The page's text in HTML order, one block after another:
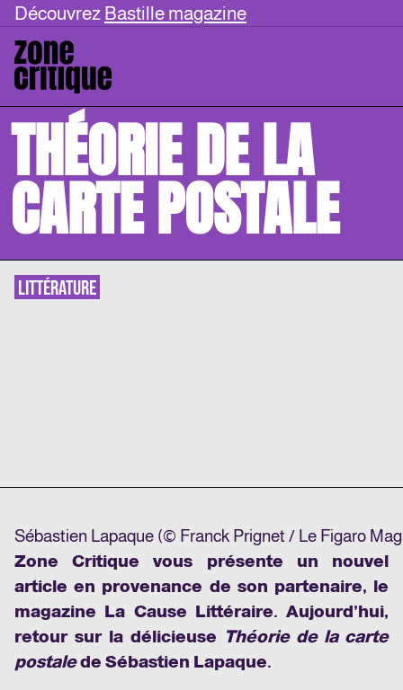
Découvrez Bastille magazine
THÉORIE DE LA
CARTE POSTALE
LITTÉRATURE
Sébastien Lapaque (© Franck Prignet / Le Figaro
Zone Critique vous présente un nouvel
article en provenance de son partenaire, le
magazine La Cause Littéraire. Aujourd’hui,
retour sur la délicieuse Théorie de la carte
postalede Sébastien Lapaque.